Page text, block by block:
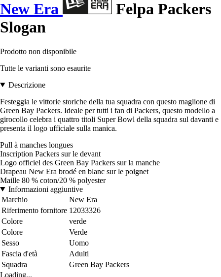
New Era
Felpa Packers
Slogan
Prodotto non disponibile
Tutte le varianti sono esaurite
Descrizione
Festeggia le vittorie storiche della tua squadra con questo maglione di
Green Bay Packers. Ideale per tutti i fan di Packers, questo modello a
girocollo celebra i quattro titoli Super Bowl della squadra sul davanti e
presenta il logo ufficiale sulla manica.
Pull à manches longues
Inscription Packers sur le devant
Logo officiel des Green Bay Packers sur la manche
Drapeau New Era brodé en blanc sur le poignet
Maille 80 % coton/20 % polyester
Informazioni aggiuntive
Marchio
New Era
Riferimento fornitore 12033326
Colore
verde
Colore
Verde
Sesso
Uomo
Fascia d'età
Adulti
Squadra
Green Bay Packers
Loading...